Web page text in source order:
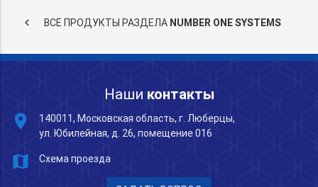
keyboard_arrow_left ВСЕ ПРОДУКТЫ РАЗДЕЛА NUMBER ONE SYSTEMS
Наши контакты
place
140011, Московская область, г. Люберцы,
ул. Юбилейная, д. 26, помещение 016
map Схема проезда